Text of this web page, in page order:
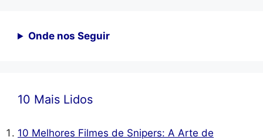
Onde nos Seguir
10 Mais Lidos
10 Melhores Filmes de Snipers: A Arte de